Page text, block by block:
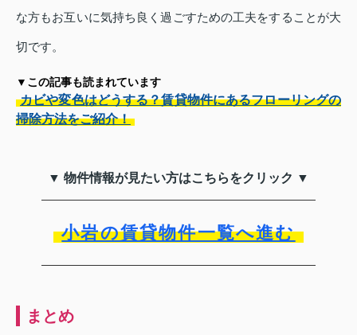
な方もお互いに気持ち良く過ごすための工夫をすることが大
切です。
▼この記事も読まれています
カビや変色はどうする？賃貸物件にあるフローリングの
掃除方法をご紹介！
▼ 物件情報が見たい方はこちらをクリック ▼
小岩の賃貸物件一覧へ進む
まとめ